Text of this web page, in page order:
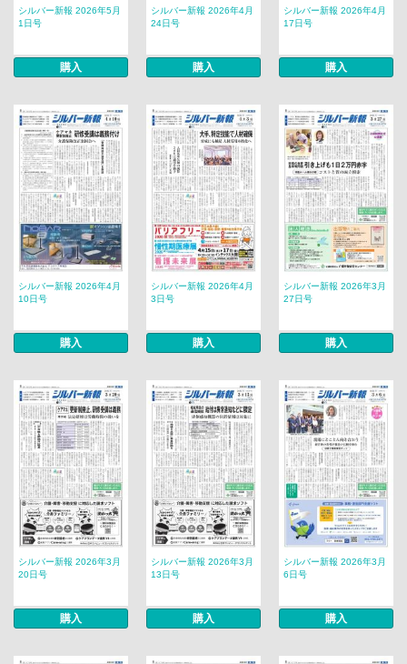
シルバー新報 2026年5月
1日号
購入
シルバー新報 2026年4月
24日号
購入
シルバー新報 2026年4月
17日号
購入
シルバー新報 2026年4月
10日号
購入
シルバー新報 2026年4月
3日号
購入
シルバー新報 2026年3月
27日号
購入
シルバー新報 2026年3月
20日号
購入
シルバー新報 2026年3月
13日号
購入
シルバー新報 2026年3月
6日号
購入